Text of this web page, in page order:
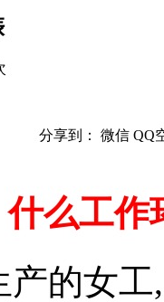
分享到： 微信 QQ
什么工作
的女